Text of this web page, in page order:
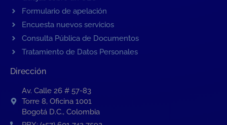
Formulario de apelación
Encuesta nuevos servicios
Consulta Pública de Documentos
Tratamiento de Datos Personales
Dirección
Av. Calle 26 # 57-83
Torre 8, Oficina 1001
Bogotá D.C., Colombia